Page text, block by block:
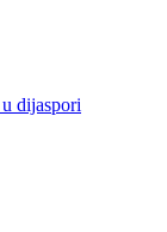
dijaspori